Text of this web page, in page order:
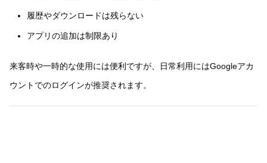
履歴やダウンロードは残らない
アプリの追加は制限あり
来客時や一時的な使用には便利ですが、日常利用にはGoogleアカ
ウントでのログインが推奨されます。